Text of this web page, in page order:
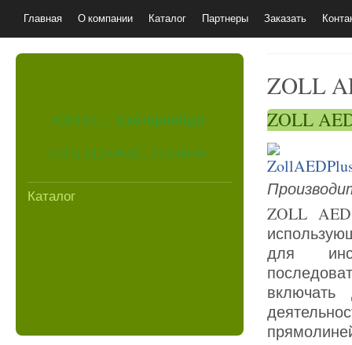
Главная О компании Каталог Партнеры Заказать
620144, г. Екатеринбург
(343) 212-09-61, 212-09-94
Каталог
ZOLL
ZOLL
ZOLL AED
для
включать